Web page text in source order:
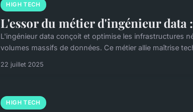
HIGH TECH
L'essor du métier d'ingénieur
L'ingénieur data conçoit et optimise les infrastructures
volumes massifs de données. Ce métier allie maîtrise
22 juillet 2025
HIGH TECH